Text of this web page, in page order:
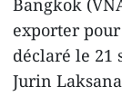
Bangkok
exporter
déclaré le 21
Jurin